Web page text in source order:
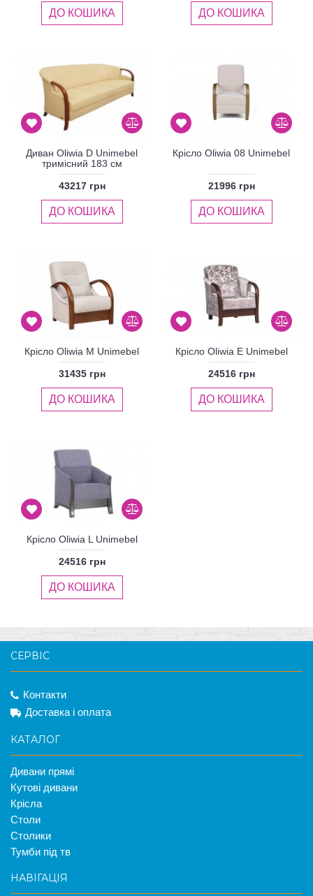
ДО КОШИКА ДО КОШИКА
Диван Oliwia D Unimebel
тримісний 183 см
43217 грн
ДО КОШИКА
Крісло Oliwia 08 Unimebel
21996 грн
ДО КОШИКА
Крісло Oliwia M Unimebel
31435 грн
ДО КОШИКА
Крісло Oliwia E Unimebel
24516 грн
ДО КОШИКА
Крісло Oliwia L Unimebel
24516 грн
ДО КОШИКА
СЕРВІС
Контакти
Доставка і оплата
КАТАЛОГ
Дивани прямі
Кутові дивани
Крісла
Столи
Столики
Тумби під тв
НАВІГАЦІЯ